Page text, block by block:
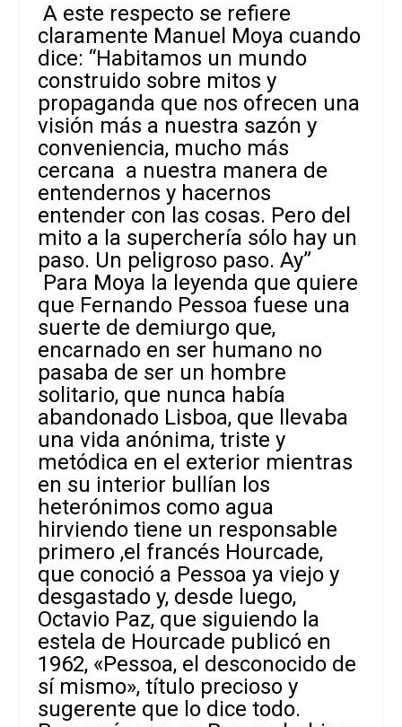
A este respecto se refiere
claramente Manuel Moya cuando
dice: “Habitamos un mundo
construido sobre mitos y
propaganda que nos ofrecen una
visión más a nuestra sazón y
conveniencia, mucho más
cercana a nuestra manera de
entendernos y hacernos
entender con las cosas. Pero del
mito a la superchería sólo hay un
paso. Un peligroso paso. Ay”
Para Moya la leyenda que quiere
que Fernando Pessoa fuese una
suerte de demiurgo que,
encarnado en ser humano no
pasaba de ser un hombre
solitario, que nunca había
abandonado Lisboa, que llevaba
una vida anónima, triste y
metódica en el exterior mientras
en su interior bullían los
heterónimos como agua
hirviendo tiene un responsable
primero ,el francés Hourcade,
que conoció a Pessoa ya viejo y
desgastado y, desde luego,
Octavio Paz, que siguiendo la
estela de Hourcade publicó en
1962, «Pessoa, el desconocido de
sí mismo», título precioso y
sugerente que lo dice todo.